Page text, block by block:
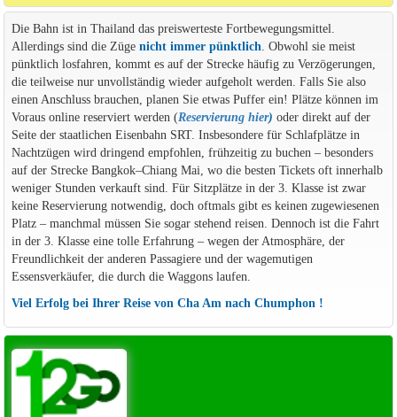
Die Bahn ist in Thailand das preiswerteste Fortbewegungsmittel.
Allerdings sind die Züge nicht immer pünktlich . Obwohl sie meist
pünktlich losfahren, kommt es auf der Strecke häufig zu Verzögerungen,
die teilweise nur unvollständig wieder aufgeholt werden. Falls Sie also
einen Anschluss brauchen, planen Sie etwas Puffer ein! Plätze können im
Voraus online reserviert werden (Reservierung hier) oder direkt auf der
Seite der staatlichen Eisenbahn SRT. Insbesondere für Schlafplätze in
Nachtzügen wird dringend empfohlen, frühzeitig zu buchen – besonders
auf der Strecke Bangkok–Chiang Mai, wo die besten Tickets oft innerhalb
weniger Stunden verkauft sind. Für Sitzplätze in der 3. Klasse ist zwar
keine Reservierung notwendig, doch oftmals gibt es keinen zugewiesenen
Platz – manchmal müssen Sie sogar stehend reisen. Dennoch ist die Fahrt
in der 3. Klasse eine tolle Erfahrung – wegen der Atmosphäre, der
Freundlichkeit der anderen Passagiere und der wagemutigen
Essensverkäufer, die durch die Waggons laufen.
Viel Erfolg bei Ihrer Reise von Cha Am nach Chumphon !